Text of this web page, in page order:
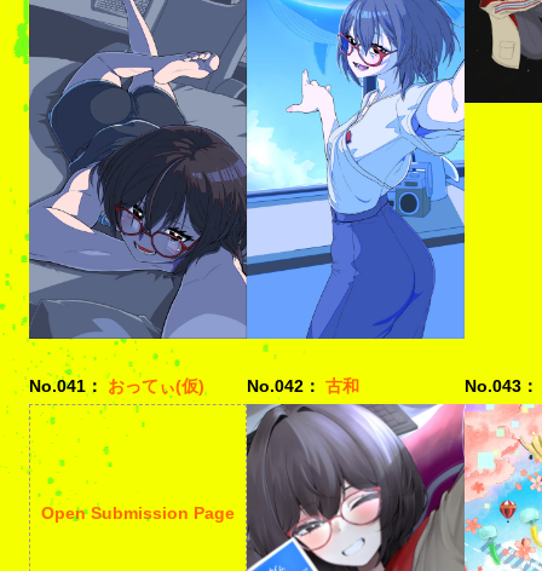
No.041： おってぃ(仮)
Open Submission Page
No.042： 古和 No.043：